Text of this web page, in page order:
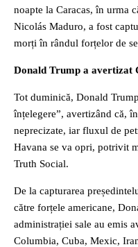
noapte la Caracas, în urma
Nicolás Maduro, a fost
morți în rândul forțelor de
Donald Trump a avertizat
Tot duminică, Donald
înțelegere”, avertizând că,
neprecizate, iar fluxul de
Havana se va opri, potrivit
Truth Social.
De la capturarea
către forțele americane,
administrației sale au emis
Columbia, Cuba, Mexic,